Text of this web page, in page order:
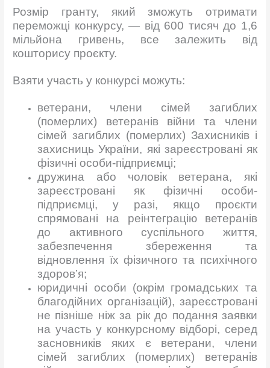
Розмір гранту, який зможуть отримати
переможці конкурсу, — від 600 тисяч до 1,6
мільйона гривень, все залежить від
кошторису проєкту.
Взяти участь у конкурсі можуть:
ветерани, члени сімей загиблих
(померлих) ветеранів війни та члени
сімей загиблих (померлих) Захисників і
захисниць України, які зареєстровані як
фізичні особи-підприємці;
дружина або чоловік ветерана, які
зареєстровані як фізичні особи-
підприємці, у разі, якщо проєкти
спрямовані на реінтеграцію ветеранів
до активного суспільного життя,
забезпечення збереження та
відновлення їх фізичного та психічного
здоров’я;
юридичні особи (окрім громадських та
благодійних організацій), зареєстровані
не пізніше ніж за рік до подання заявки
на участь у конкурсному відборі, серед
засновників яких є ветерани, члени
сімей загиблих (померлих) ветеранів